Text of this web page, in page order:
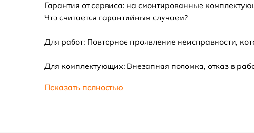
Замена материнской платы
Профилактическая чистка
Ремонт материнской платы
Очистка датчиков
Гарантия от сервиса: на смонтированные
Что считается гарантийным случаем?
Для работ: Повторное проявление неисправности,
Для комплектующих: Внезапная поломка, отказ в
Показать полностью